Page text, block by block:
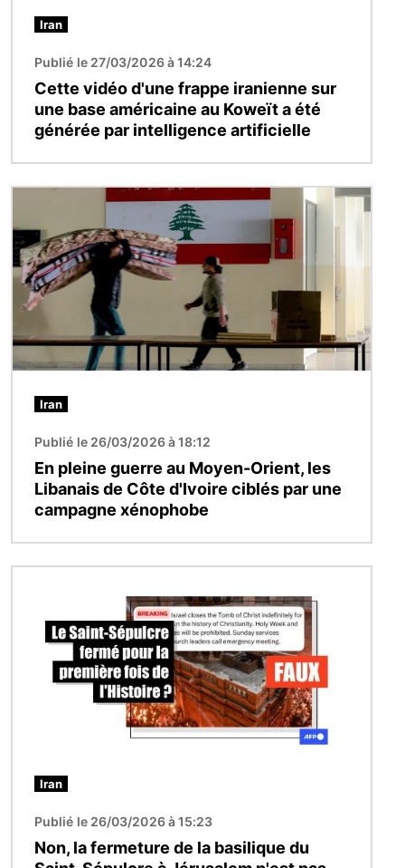
Iran
Publié le 27/03/2026 à 14:24
Cette vidéo d'une frappe iranienne sur
une base américaine au Koweït a été
générée par intelligence artificielle
Iran
Publié le 26/03/2026 à 18:12
En pleine guerre au Moyen-Orient, les
Libanais de Côte d'Ivoire ciblés par une
campagne xénophobe
Iran
Publié le 26/03/2026 à 15:23
Non, la fermeture de la basilique du